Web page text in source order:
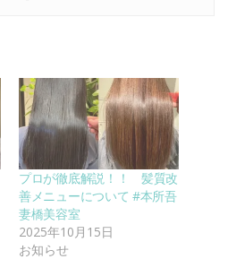
プロが徹底解説！！ 髪質改
善メニューについて #本所吾
妻橋美容室
2025年10月15日
お知らせ